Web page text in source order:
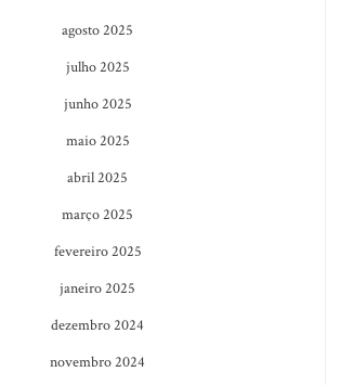
agosto 2025
julho 2025
junho 2025
maio 2025
abril 2025
março 2025
fevereiro 2025
janeiro 2025
dezembro 2024
novembro 2024